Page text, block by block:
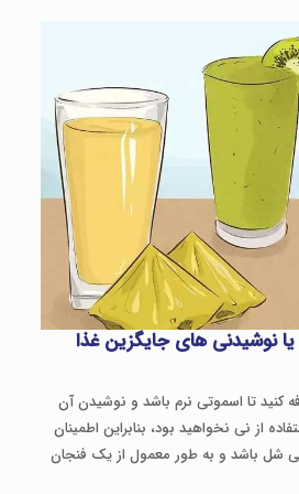
نوشیدنی های جایگزین غذا
کنید تا اسموتی نرم باشد و نوشیدن آن
از نی نخواهید بود، بنابراین اطمینان
شل باشد و به طور معمول از یک فنجان